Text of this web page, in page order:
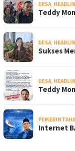
DESA,
Teddy
DESA,
Sukses
DESA,
Teddy
Internet